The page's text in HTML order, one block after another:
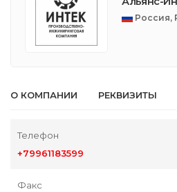
Россия,
О КОМПАНИИ РЕКВИЗИТЫ
Телефон
+79961183599
Факс